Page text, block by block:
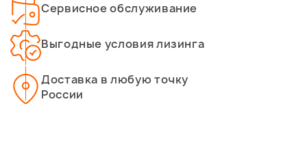
Сервисное обслуживание
Выгодные условия лизинга
Доставка в любую точку
России